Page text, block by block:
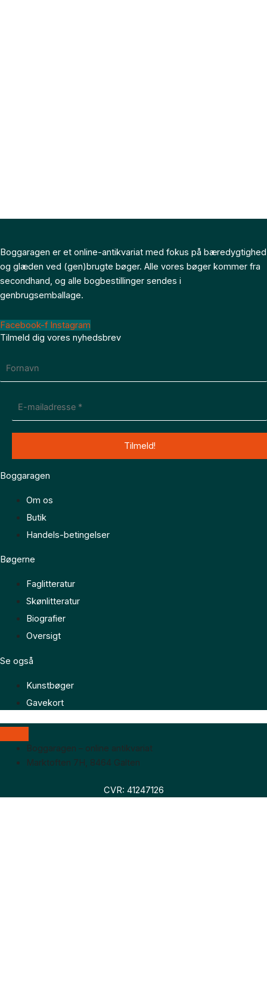
Boggaragen er et online-antikvariat med fokus på bæredygtighed
og glæden ved (gen)brugte bøger. Alle vores bøger kommer fra
secondhand, og alle bogbestillinger sendes i
genbrugsemballage.
Facebook-f Instagram
Tilmeld dig vores nyhedsbrev
Boggaragen
Om os
Butik
Handels-betingelser
Bøgerne
Faglitteratur
Skønlitteratur
Biografier
Oversigt
Se også
Kunstbøger
Gavekort
Boggaragen – online antikvariat
Marktoften 7H, 8464 Galten
CVR: 41247126